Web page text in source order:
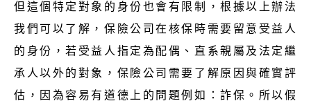
但這個特定對象的身份也會有限制，根據以上辦法
我們可以了解，保險公司在核保時需要留意受益人
的身份，若受益人指定為配偶、直系親屬及法定繼
承人以外的對象，保險公司需要了解原因與確實評
估，因為容易有道德上的問題例如：詐保。所以假